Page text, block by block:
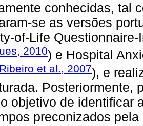
conhecidas, tal
se as versões
of-Life
2010) e Hospital
et al., 2007), e
Posteriormente,
objetivo de identificar
preconizados